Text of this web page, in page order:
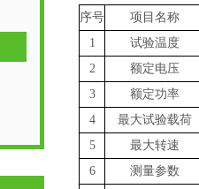
序号
项目名称
1
试验温度
2
额定电压
3
额定功率
4
最大试验载荷
5
最大转速
6
测量参数